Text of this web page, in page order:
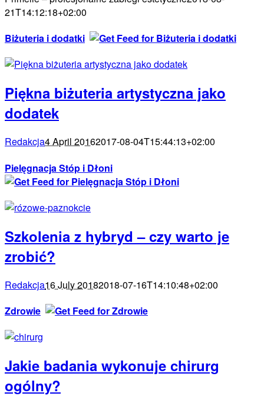
21T14:12:18+02:00
Biżuteria i dodatki
Piękna biżuteria artystyczna jako
dodatek
Redakcja4 April 20162017-08-04T15:44:13+02:00
Pielęgnacja Stóp i Dłoni
Szkolenia z hybryd – czy warto je
zrobić?
Redakcja16 July 20182018-07-16T14:10:48+02:00
Zdrowie
Jakie badania wykonuje chirurg
ogólny?